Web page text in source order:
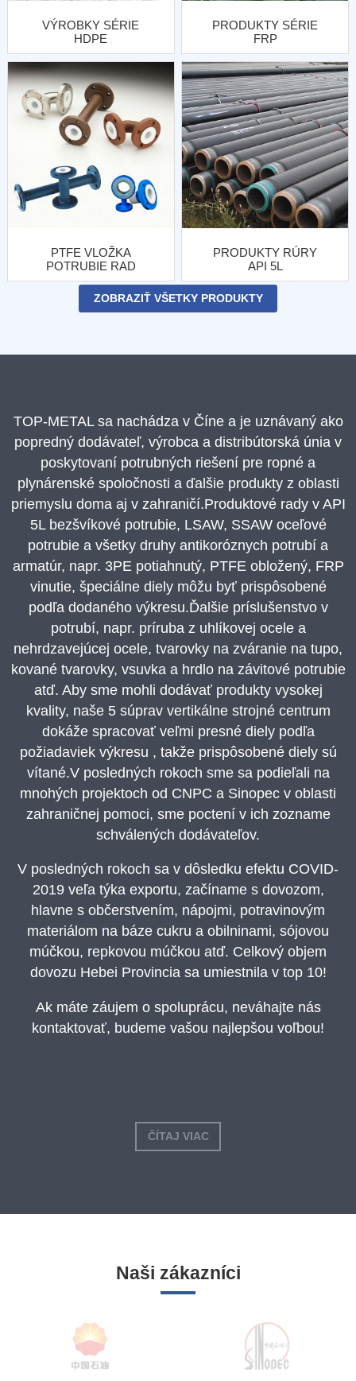
VÝROBKY SÉRIE
HDPE
PRODUKTY SÉRIE
FRP
PTFE VLOŽKA
POTRUBIE RAD
PRODUKTY
PRODUKTY RÚRY
API 5L
ZOBRAZIŤ VŠETKY PRODUKTY
TOP-METAL sa nachádza v Číne a je uznávaný ako
popredný dodávateľ, výrobca a distribútorská únia v
poskytovaní potrubných riešení pre ropné a
plynárenské spoločnosti a ďalšie produkty z oblasti
priemyslu doma aj v zahraničí.Produktové rady v API
5L bezšvíkové potrubie, LSAW, SSAW oceľové
potrubie a všetky druhy antikoróznych potrubí a
armatúr, napr. 3PE potiahnutý, PTFE obložený, FRP
vinutie, špeciálne diely môžu byť prispôsobené
podľa dodaného výkresu.Ďalšie príslušenstvo v
potrubí, napr. príruba z uhlíkovej ocele a
nehrdzavejúcej ocele, tvarovky na zváranie na tupo,
kované tvarovky, vsuvka a hrdlo na závitové potrubie
atď. Aby sme mohli dodávať produkty vysokej
kvality, naše 5 súprav vertikálne strojné centrum
dokáže spracovať veľmi presné diely podľa
požiadaviek výkresu , takže prispôsobené diely sú
vítané.V posledných rokoch sme sa podieľali na
mnohých projektoch od CNPC a Sinopec v oblasti
zahraničnej pomoci, sme poctení v ich zozname
schválených dodávateľov.
V posledných rokoch sa v dôsledku efektu COVID-
2019 veľa týka exportu, začíname s dovozom,
hlavne s občerstvením, nápojmi, potravinovým
materiálom na báze cukru a obilninami, sójovou
múčkou, repkovou múčkou atď. Celkový objem
dovozu Hebei Provincia sa umiestnila v top 10!
Ak máte záujem o spoluprácu, neváhajte nás
kontaktovať, budeme vašou najlepšou voľbou!
ČÍTAJ VIAC
Naši zákazníci